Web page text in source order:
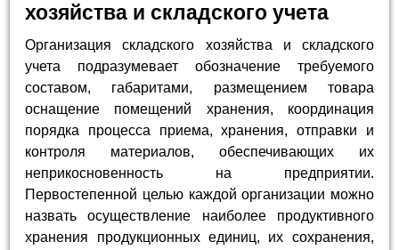
хозяйства и складского учета
Организация складского хозяйства и складского
учета подразумевает обозначение требуемого
составом, габаритами, размещением товара
оснащение помещений хранения, координация
порядка процесса приема, хранения, отправки и
контроля материалов, обеспечивающих их
неприкосновенность на предприятии.
Первостепенной целью каждой организации можно
назвать осуществление наиболее продуктивного
хранения продукционных единиц, их сохранения,